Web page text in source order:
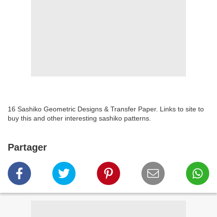
16 Sashiko Geometric Designs & Transfer Paper. Links to site to
buy this and other interesting sashiko patterns.
Partager